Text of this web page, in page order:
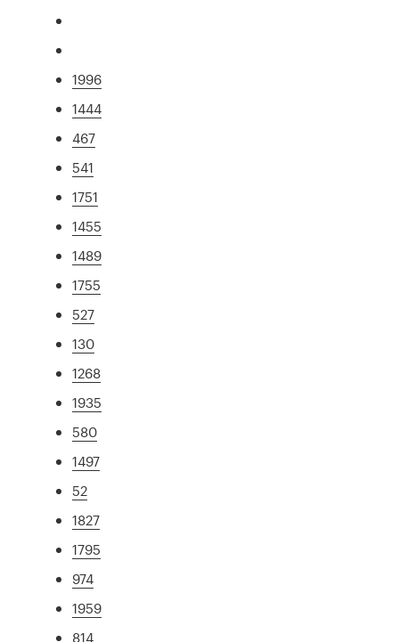
1996
1444
467
541
1751
1455
1489
1755
527
130
1268
1935
580
1497
52
1827
1795
974
1959
814